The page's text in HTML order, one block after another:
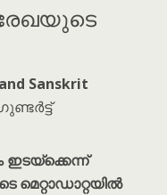
Sanskrit
ഇടയ്ക്കെന്ന്